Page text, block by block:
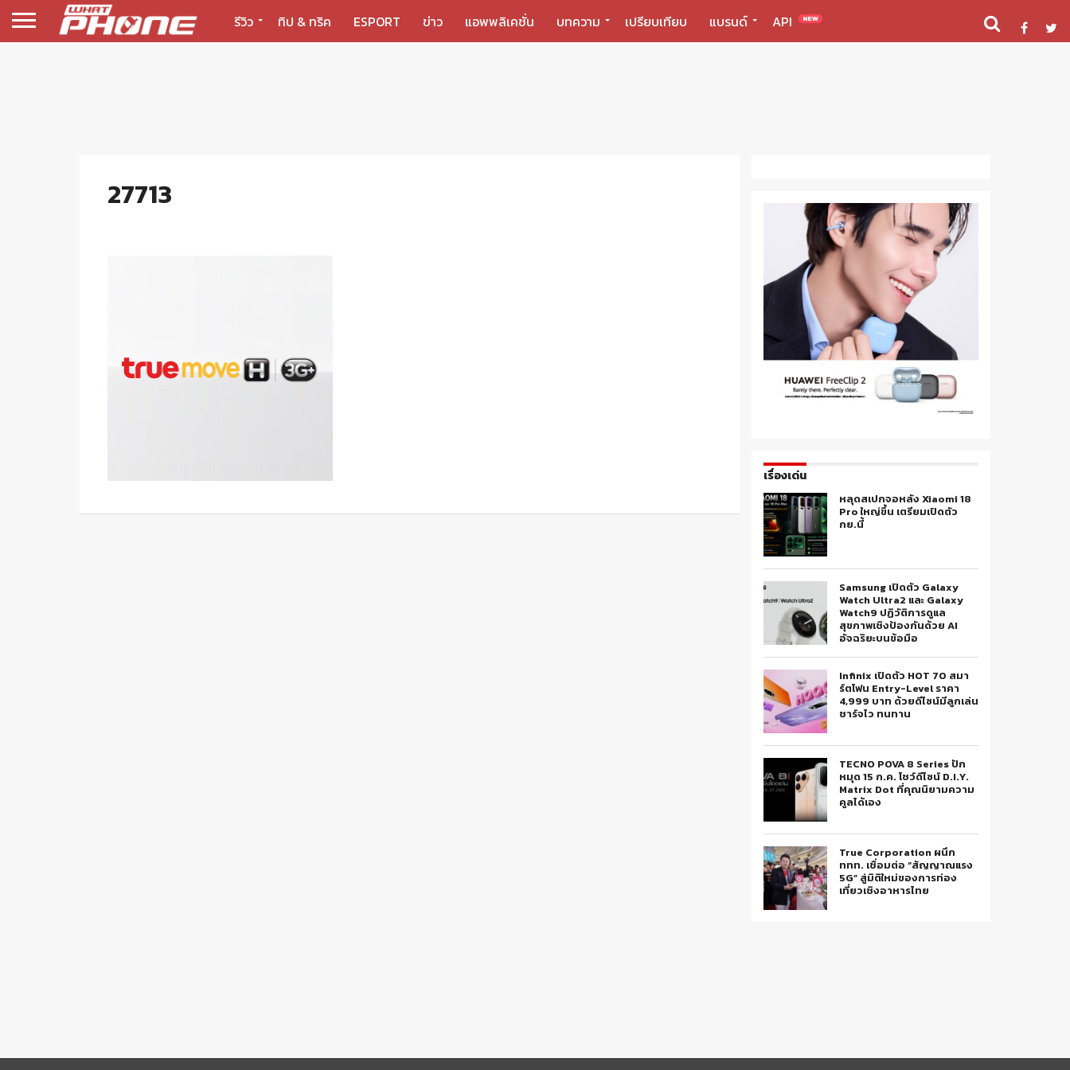
รีวิว ทิป & ทริค ESPORT ข่าว แอพพลิเคชั่น บทความ เปรียบเทียบ แบรนด์ API NEW
27713
เรื่องเด่น
หลุดสเปกจอหลัง Xiaomi 18
Pro ใหญ่ขึ้น เตรียมเปิดตัว
กย.นี้
Samsung เปิดตัว Galaxy
Watch Ultra2 และ Galaxy
Watch9 ปฏิวัติการดูแล
สุขภาพเชิงป้องกันด้วย AI
อัจฉริยะบนข้อมือ
Infinix เปิดตัว HOT 70 สมา
ร์ตโฟน Entry-Level ราคา
4,999 บาท ด้วยดีไซน์มีลูกเล่น
ชาร์จไว ทนทาน
TECNO POVA 8 Series ปัก
หมุด 15 ก.ค. โชว์ดีไซน์ D.I.Y.
Matrix Dot ที่คุณนิยามความ
คูลได้เอง
True Corporation ผนึก
ททท. เชื่อมต่อ “สัญญาณแรง
5G” สู่มิติใหม่ของการท่อง
เที่ยวเชิงอาหารไทย